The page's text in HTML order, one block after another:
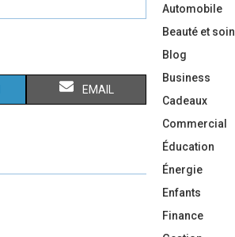
S
R
EMAIL
Automobile
Beauté et soin
Blog
Business
Cadeaux
Commercial
Éducation
Énergie
Enfants
Finance